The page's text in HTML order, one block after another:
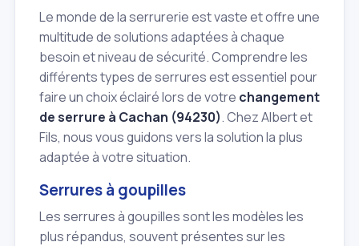
Le monde de la serrurerie est vaste et offre une
multitude de solutions adaptées à chaque
besoin et niveau de sécurité. Comprendre les
différents types de serrures est essentiel pour
faire un choix éclairé lors de votre changement
de serrure à Cachan (94230). Chez Albert et
Fils, nous vous guidons vers la solution la plus
adaptée à votre situation.
Serrures à goupilles
Les serrures à goupilles sont les modèles les
plus répandus, souvent présentes sur les